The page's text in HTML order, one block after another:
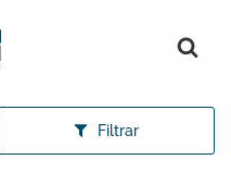
inicial
Filtrar